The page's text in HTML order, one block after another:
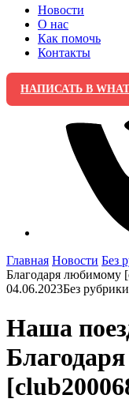
Новости
О нас
Как помочь
Контакты
НАПИСАТЬ В
Главная Новости Без
Благодаря любимому
04.06.2023Без рубрики
Наша